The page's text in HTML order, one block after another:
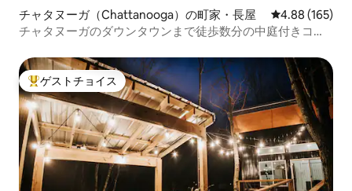
チャタヌーガ（Chattanooga）の町家・長屋 レビュー165
4.88 (165)
チャタヌーガのダウンタウンまで徒歩数分の中庭付きコテ
大好評のゲストチョイスです。
ゲストチョイス